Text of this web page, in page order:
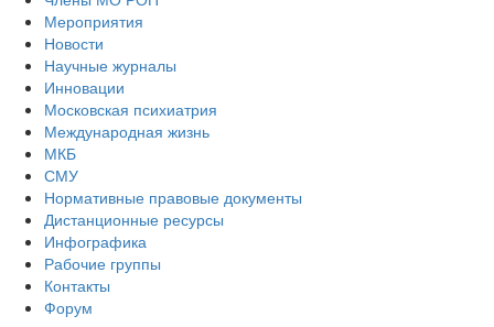
Мероприятия
Новости
Научные журналы
Инновации
Московская психиатрия
Международная жизнь
МКБ
СМУ
Нормативные правовые документы
Дистанционные ресурсы
Инфографика
Рабочие группы
Контакты
Форум